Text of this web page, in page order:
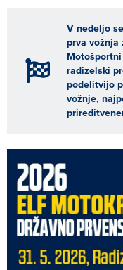
V nedeljo
prva vožnja
radizelski
podelitvijo
vožnje,